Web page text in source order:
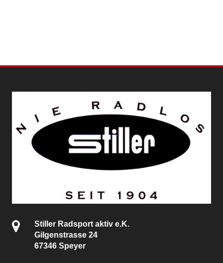
Stiller Radsport aktiv e.K.
Gilgenstrasse 24
67346 Speyer